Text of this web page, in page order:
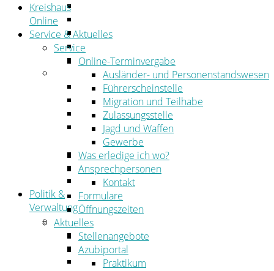
Ansprechpersonen
Formulare
Öffnungszeiten
Aktuelles
Stellenangebote
Azubiportal
Pressemitteilungen
Bekanntmachungen & öffentliche
Zustellungen
Kehrbezirksausschreibungen
Amtsblatt
Öffentliche Ausschreibungen
Politik &
Verwaltung
Politik
Kreistag
Kreistagsinformationssystem
Bürgerinformationssystem
Kreishaus
Online
Service & Aktuelles
Service
Online-Terminvergabe
Ausländer- und Personenstandswesen
Führerscheinstelle
Migration und Teilhabe
Zulassungsstelle
Jagd und Waffen
Gewerbe
Was erledige ich wo?
Ansprechpersonen
Kontakt
Formulare
Öffnungszeiten
Aktuelles
Stellenangebote
Azubiportal
Praktikum